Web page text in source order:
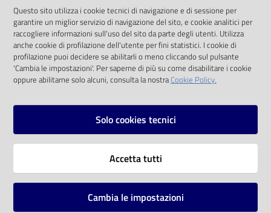
Eventi
Chiedi al
bibliotecario
Avvisi
solo alle condizioni previste dalla direttiva
comunitaria 2003/98/CE e dal d.lgs. 36/2006
SOCIAL
Instagram
Vai alla pagina
Questo sito utilizza i cookie tecnici di navigazione e di sessione per
garantire un miglior servizio di navigazione del sito, e cookie analitici per
raccogliere informazioni sull'uso del sito da parte degli utenti. Utilizza
anche cookie di profilazione dell'utente per fini statistici. I cookie di
profilazione puoi decidere se abilitarli o meno cliccando sul pulsante
'Cambia le impostazioni'. Per saperne di più su come disabilitare i cookie
oppure abilitarne solo alcuni, consulta la nostraCookie Policy.
Solo cookies tecnici
Accetta tutti
Cambia le impostazioni